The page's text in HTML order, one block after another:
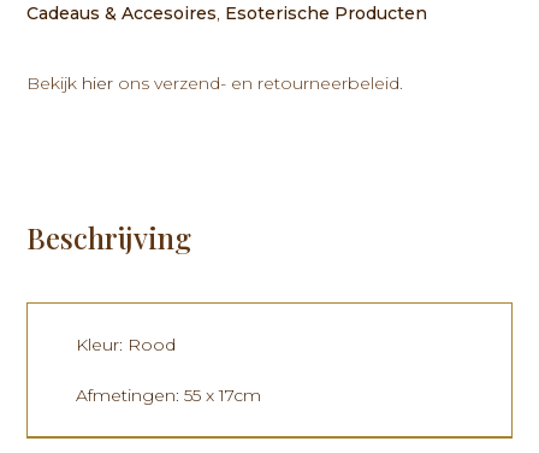
Cadeaus & Accesoires Esoterische Producten
Bekijk hier ons verzend- en retourneerbeleid.
Beschrijving
Kleur: Rood
Afmetingen: 55 x 17cm